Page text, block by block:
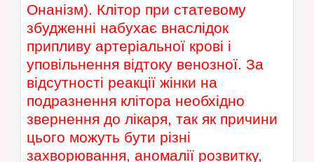
Онанізм). Клітор при статевому
збудженні набухає внаслідок
припливу артеріальної крові і
уповільнення відтоку венозної. За
відсутності реакції жінки на
подразнення клітора необхідно
звернення до лікаря, так як причини
цього можуть бути різні
захворювання, аномалії розвитку,